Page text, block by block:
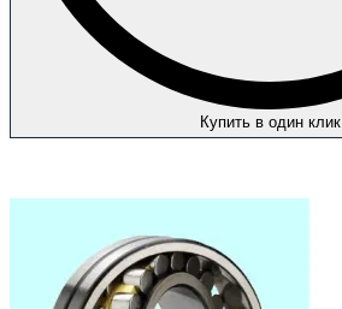
Купить в один клик